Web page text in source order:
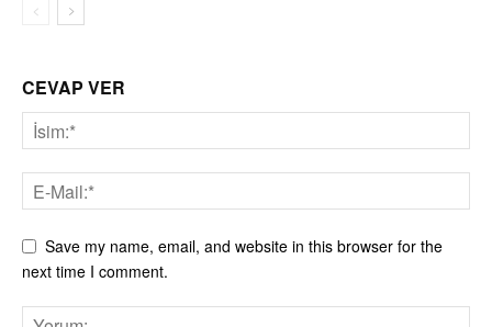
CEVAP VER
Save my name, email, and website in this browser for the
next time I comment.